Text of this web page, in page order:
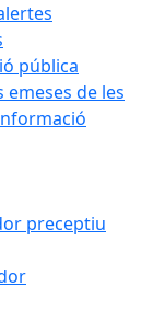
pública
de les
preceptiu